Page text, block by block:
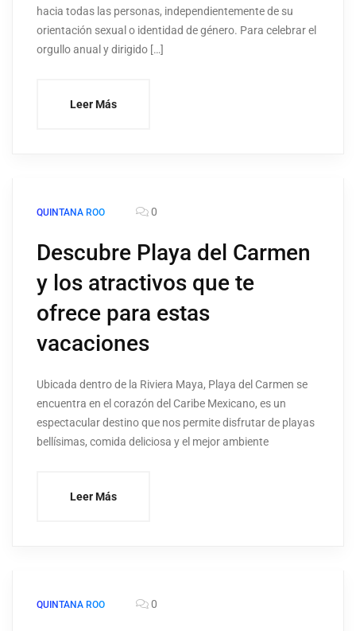
hacia todas las personas, independientemente de su
orientación sexual o identidad de género. Para celebrar el
orgullo anual y dirigido […]
Leer Más
QUINTANA ROO 0
Descubre Playa del Carmen
y los atractivos que te
ofrece para estas
vacaciones
Ubicada dentro de la Riviera Maya, Playa del Carmen se
encuentra en el corazón del Caribe Mexicano, es un
espectacular destino que nos permite disfrutar de playas
bellísimas, comida deliciosa y el mejor ambiente
Leer Más
QUINTANA ROO 0